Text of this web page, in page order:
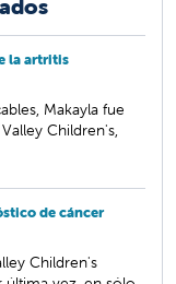
la artritis
Makayla fue
Children's,
de cáncer
Children's